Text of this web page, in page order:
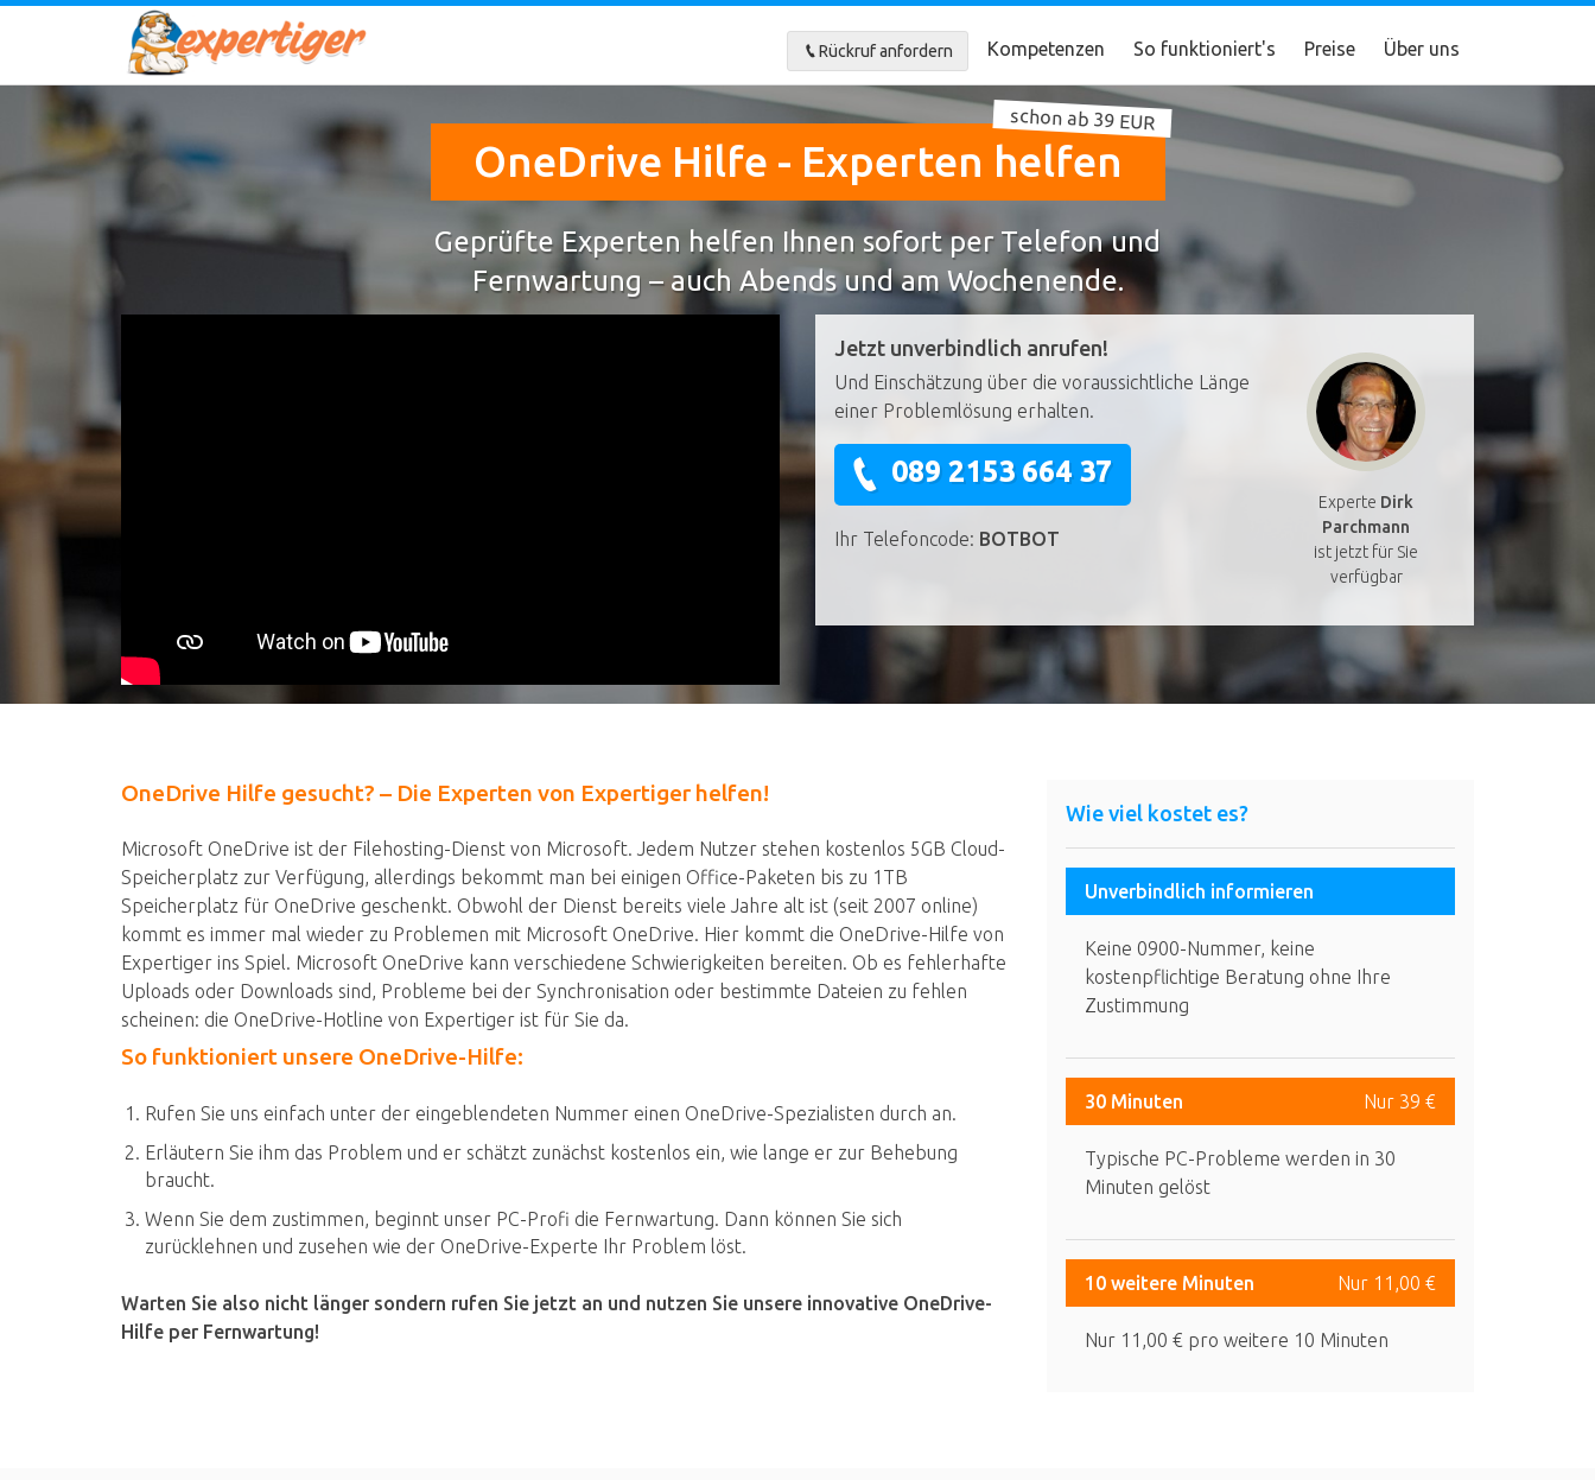
Rückruf anfordern Kompetenzen So funktioniert's Preise Über uns
OneDrive Hilfe - Experten helfen
schon ab 39 EUR
Geprüfte Experten helfen Ihnen sofort per Telefon und
Fernwartung – auch Abends und am Wochenende.
Experte Dirk
Parchmann
ist jetzt für Sie
verfügbar
Jetzt unverbindlich anrufen!
Und Einschätzung über die voraussichtliche Länge
einer Problemlösung erhalten.
089 2153 664 37
Ihr Telefoncode: BOTBOT
OneDrive Hilfe gesucht? – Die Experten von Expertiger helfen!
Microsoft OneDrive ist der Filehosting-Dienst von Microsoft. Jedem Nutzer stehen kostenlos 5GB Cloud-
Speicherplatz zur Verfügung, allerdings bekommt man bei einigen Office-Paketen bis zu 1TB
Speicherplatz für OneDrive geschenkt. Obwohl der Dienst bereits viele Jahre alt ist (seit 2007 online)
kommt es immer mal wieder zu Problemen mit Microsoft OneDrive. Hier kommt die OneDrive-Hilfe von
Expertiger ins Spiel. Microsoft OneDrive kann verschiedene Schwierigkeiten bereiten. Ob es fehlerhafte
Uploads oder Downloads sind, Probleme bei der Synchronisation oder bestimmte Dateien zu fehlen
scheinen: die OneDrive-Hotline von Expertiger ist für Sie da.
So funktioniert unsere OneDrive-Hilfe:
Rufen Sie uns einfach unter der eingeblendeten Nummer einen OneDrive-Spezialisten durch an.
Erläutern Sie ihm das Problem und er schätzt zunächst kostenlos ein, wie lange er zur Behebung
braucht.
Wenn Sie dem zustimmen, beginnt unser PC-Profi die Fernwartung. Dann können Sie sich
zurücklehnen und zusehen wie der OneDrive-Experte Ihr Problem löst.
Warten Sie also nicht länger sondern rufen Sie jetzt an und nutzen Sie unsere innovative OneDrive-
Hilfe per Fernwartung!
Wie viel kostet es?
Unverbindlich informieren
Keine 0900-Nummer, keine
kostenpflichtige Beratung ohne Ihre
Zustimmung
30 Minuten Nur 39 €
Typische PC-Probleme werden in 30
Minuten gelöst
10 weitere Minuten Nur 11,00 €
Nur 11,00 € pro weitere 10 Minuten